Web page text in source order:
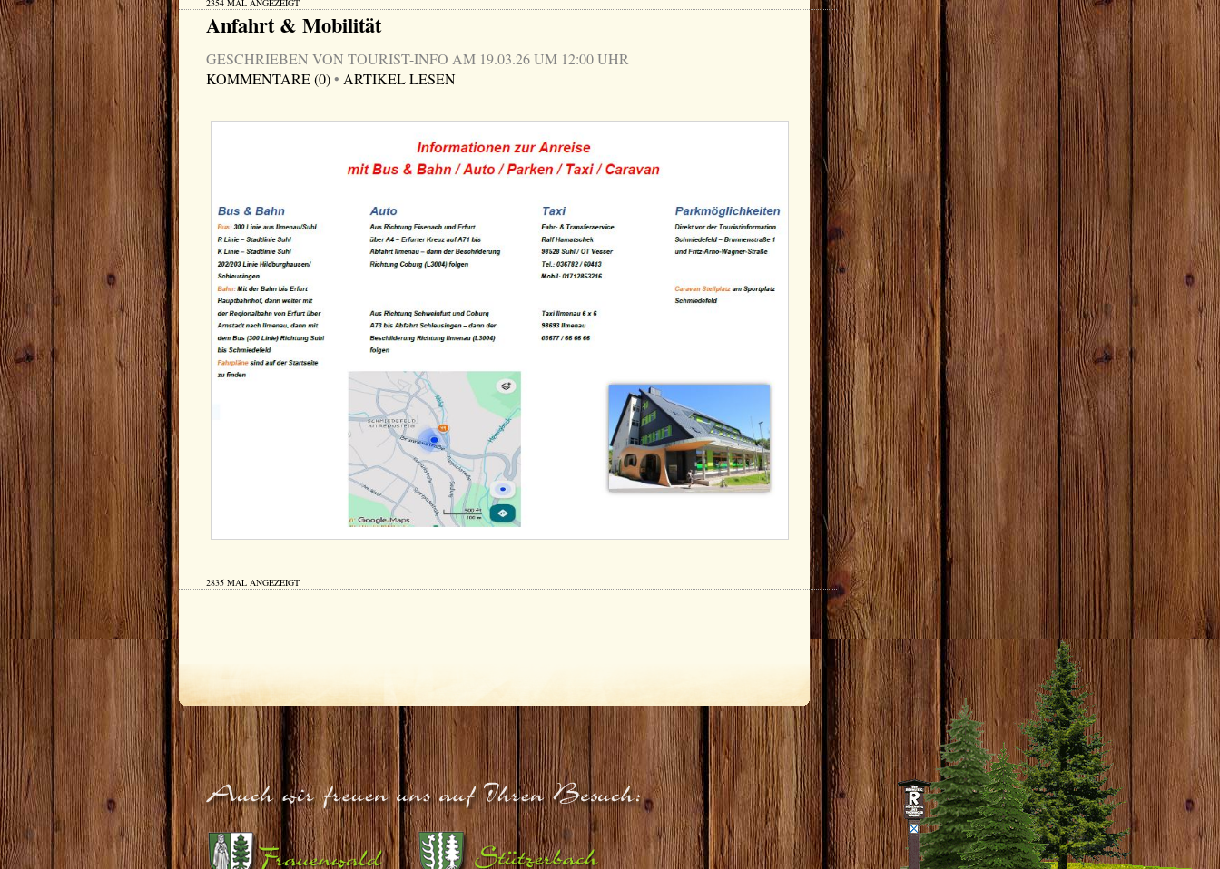
2354 MAL ANGEZEIGT
Anfahrt & Mobilität
GESCHRIEBEN VON TOURIST-INFO AM 19.03.26 UM 12:00 UHR
KOMMENTARE (0)• ARTIKEL LESEN
2835 MAL ANGEZEIGT